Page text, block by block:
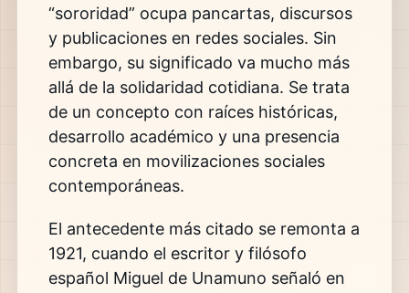
“sororidad” ocupa pancartas, discursos
y publicaciones en redes sociales. Sin
embargo, su significado va mucho más
allá de la solidaridad cotidiana. Se trata
de un concepto con raíces históricas,
desarrollo académico y una presencia
concreta en movilizaciones sociales
contemporáneas.
El antecedente más citado se remonta a
1921, cuando el escritor y filósofo
español Miguel de Unamuno señaló en